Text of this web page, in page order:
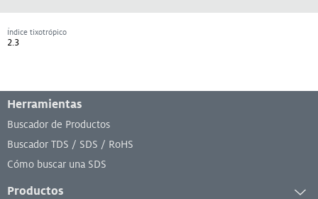
Índice tixotrópico
2.3
Herramientas
Buscador de Productos
Buscador TDS / SDS / RoHS
Cómo buscar una SDS
Productos